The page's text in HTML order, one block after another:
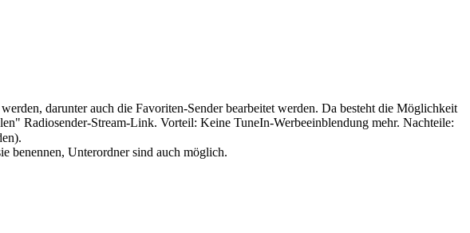
darunter auch die Favoriten-Sender bearbeitet werden. Da besteht die Möglichkeit
Radiosender-Stream-Link. Vorteil: Keine TuneIn-Werbeeinblendung mehr. Nachteile:
benennen, Unterordner sind auch möglich.